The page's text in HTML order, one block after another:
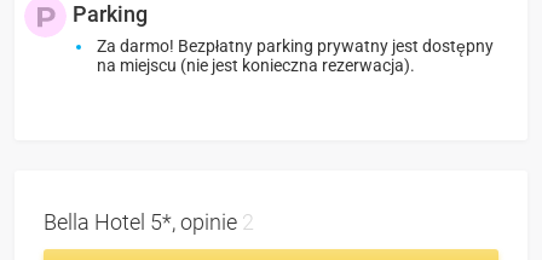
Parking
Za darmo! Bezpłatny parking prywatny jest dostępny
na miejscu (nie jest konieczna rezerwacja).
Bella Hotel 5*, opinie 2